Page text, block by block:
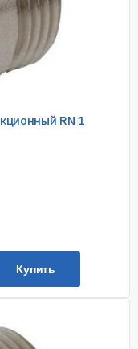
RN 1
Купить